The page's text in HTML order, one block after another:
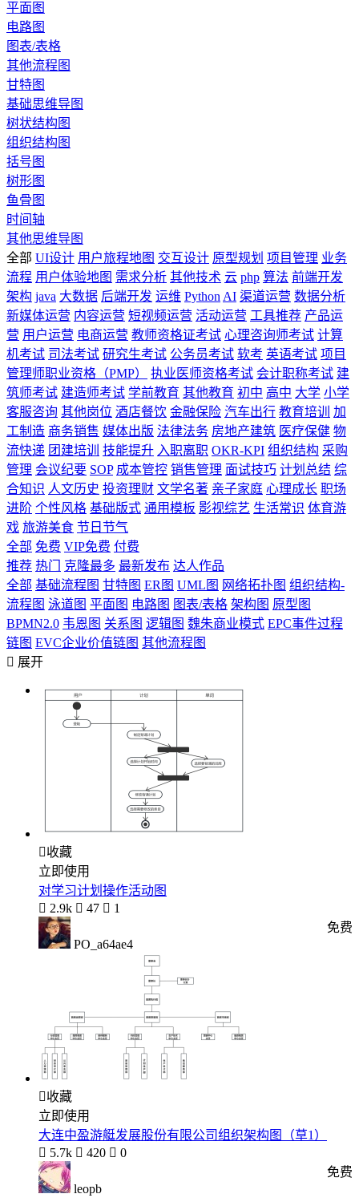
平面图
电路图
图表/表格
其他流程图
甘特图
基础思维导图
树状结构图
组织结构图
括号图
树形图
鱼骨图
时间轴
其他思维导图
全部 UI设计 用户旅程地图 交互设计 原型规划 项目管理 业务
流程 用户体验地图 需求分析 其他技术 云 php 算法 前端开发
架构 java 大数据 后端开发 运维 Python AI 渠道运营 数据分析
新媒体运营 内容运营 短视频运营 活动运营 工具推荐 产品运
营 用户运营 电商运营 教师资格证考试 心理咨询师考试 计算
机考试 司法考试 研究生考试 公务员考试 软考 英语考试 项目
管理师职业资格（PMP）
执业医师资格考试 会计职称考试 建
筑师考试 建造师考试 学前教育 其他教育 初中 高中 大学 小学
客服咨询 其他岗位 酒店餐饮 金融保险 汽车出行 教育培训
加
工制造 商务销售 媒体出版 法律法务 房地产建筑 医疗保健 物
流快递 团建培训 技能提升 入职离职 OKR-KPI 组织结构 采购
管理 会议纪要 SOP 成本管控 销售管理 面试技巧 计划总结 综
合知识 人文历史 投资理财 文学名著 亲子家庭 心理成长 职场
进阶 个性风格 基础版式 通用模板 影视综艺 生活常识 体育游
戏 旅游美食 节日节气
全部 免费 VIP免费 付费
推荐 热门 克隆最多 最新发布 达人作品
全部 基础流程图 甘特图 ER图 UML图 网络拓扑图 组织结构-
流程图 泳道图 平面图 电路图 图表/表格 架构图 原型图
BPMN2.0 韦恩图 关系图 逻辑图 魏朱商业模式 EPC事件过程
链图 EVC企业价值链图 其他流程图
 展开
收藏
立即使用
对学习计划操作活动图
 2.9k  47  1
PO_a64ae4
免费
收藏
立即使用
大连中盈游艇发展股份有限公司组织架构图（草1）
 5.7k  420  0
leopb
免费